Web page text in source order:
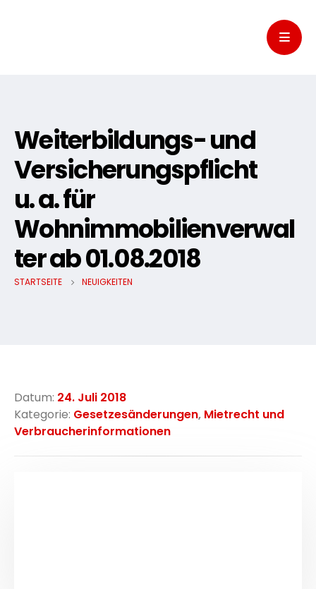
Weiterbildungs- und
Versicherungspflicht
u. a. für
Wohnimmobilienverwal
ter ab 01.08.2018
STARTSEITE NEUIGKEITEN
Datum: 24. Juli 2018
Kategorie: Gesetzesänderungen, Mietrecht und
Verbraucherinformationen